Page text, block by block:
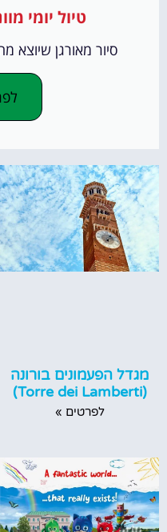
טיול יומי
סיור מאורגן שיוצא
מגדל הפעמונים בורונה
(Torre dei Lamberti)
לפרטים »